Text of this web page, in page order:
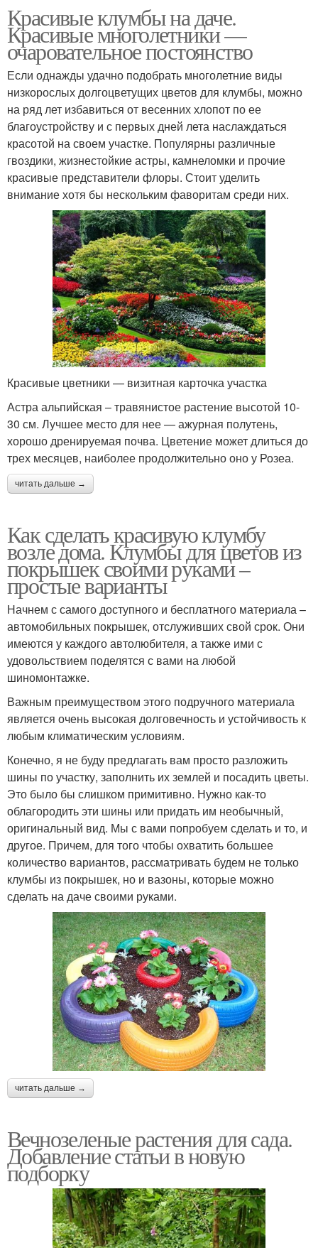
Красивые клумбы на даче.
Красивые многолетники —
очаровательное постоянство
Если однажды удачно подобрать многолетние виды
низкорослых долгоцветущих цветов для клумбы, можно
на ряд лет избавиться от весенних хлопот по ее
благоустройству и с первых дней лета наслаждаться
красотой на своем участке. Популярны различные
гвоздики, жизнестойкие астры, камнеломки и прочие
красивые представители флоры. Стоит уделить
внимание хотя бы нескольким фаворитам среди них.
Красивые цветники — визитная карточка участка
Астра альпийская – травянистое растение высотой 10-
30 см. Лучшее место для нее — ажурная полутень,
хорошо дренируемая почва. Цветение может длиться до
трех месяцев, наиболее продолжительно оно у Розеа.
читать дальше →
Как сделать красивую клумбу
возле дома. Клумбы для цветов из
покрышек своими руками –
простые варианты
Начнем с самого доступного и бесплатного материала –
автомобильных покрышек, отслуживших свой срок. Они
имеются у каждого автолюбителя, а также ими с
удовольствием поделятся с вами на любой
шиномонтажке.
Важным преимуществом этого подручного материала
является очень высокая долговечность и устойчивость к
любым климатическим условиям.
Конечно, я не буду предлагать вам просто разложить
шины по участку, заполнить их землей и посадить цветы.
Это было бы слишком примитивно. Нужно как-то
облагородить эти шины или придать им необычный,
оригинальный вид. Мы с вами попробуем сделать и то, и
другое. Причем, для того чтобы охватить большее
количество вариантов, рассматривать будем не только
клумбы из покрышек, но и вазоны, которые можно
сделать на даче своими руками.
читать дальше →
Вечнозеленые растения для сада.
Добавление статьи в новую
подборку